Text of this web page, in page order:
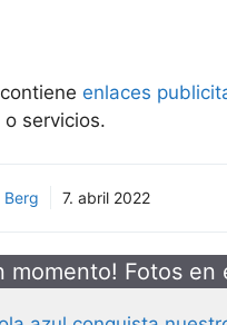
enlaces
servicios.
Berg 7. abril 2022
momento! Fotos